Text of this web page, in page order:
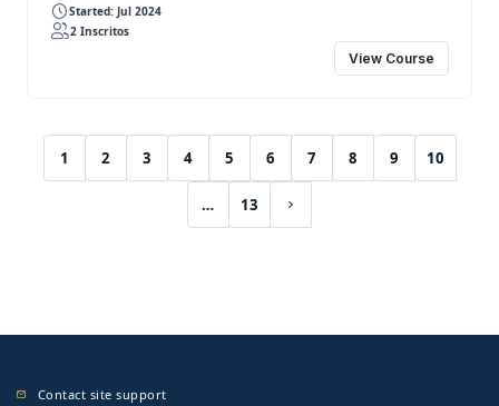
Started: Jul 2024
2 Inscritos
View Course
1
(current)
2 3 4 5 6 7 8 9 10
… 13
Next page
Contact site support